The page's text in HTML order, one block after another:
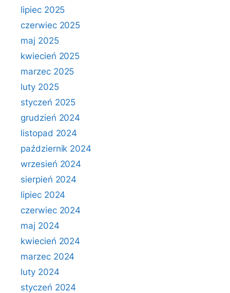
lipiec 2025
czerwiec 2025
maj 2025
kwiecień 2025
marzec 2025
luty 2025
styczeń 2025
grudzień 2024
listopad 2024
październik 2024
wrzesień 2024
sierpień 2024
lipiec 2024
czerwiec 2024
maj 2024
kwiecień 2024
marzec 2024
luty 2024
styczeń 2024